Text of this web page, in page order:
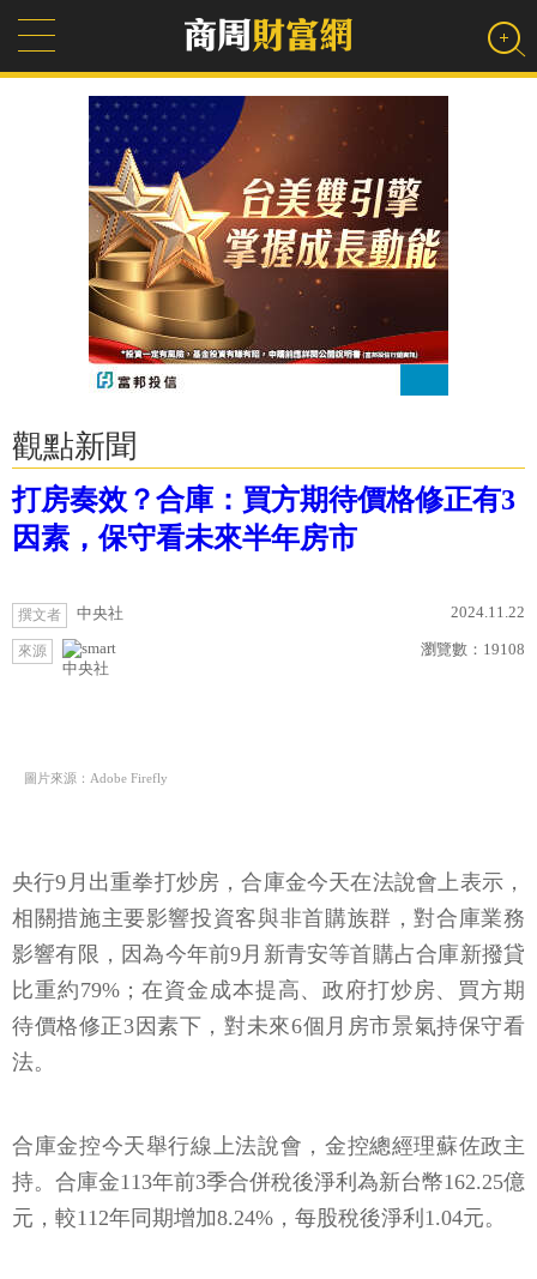
觀點新聞
打房奏效？合庫：買方期待價格修正有3
因素，保守看未來半年房市
撰文者 中央社 2024.11.22
來源
中央社
瀏覽數： 19108
圖片來源：Adobe Firefly
央行9月出重拳打炒房，合庫金今天在法說會上表示，
相關措施主要影響投資客與非首購族群，對合庫業務
影響有限，因為今年前9月新青安等首購占合庫新撥貸
比重約79%；在資金成本提高、政府打炒房、買方期
待價格修正3因素下，對未來6個月房市景氣持保守看
法。
合庫金控今天舉行線上法說會，金控總經理蘇佐政主
持。合庫金113年前3季合併稅後淨利為新台幣162.25億
元，較112年同期增加8.24%，每股稅後淨利1.04元。